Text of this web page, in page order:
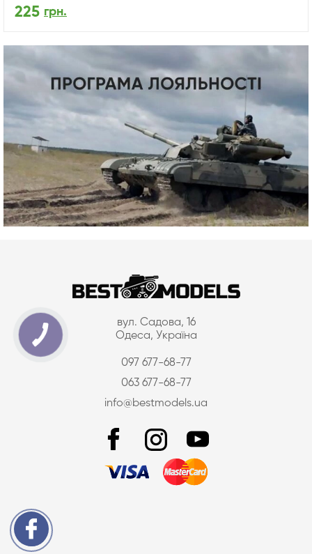
225 грн.
вул. Садова, 16
Одеса, Україна
097 677-68-77
063 677-68-77
info@bestmodels.ua